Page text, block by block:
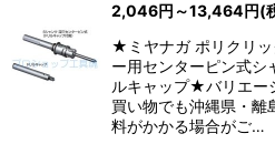
2,046円 ～13,464円(
★ミヤナガ ポリクリッ
ー用センターピン式シ
ルキャップ★バリエー
買い物でも沖縄県・離
料がかかる場合がご…